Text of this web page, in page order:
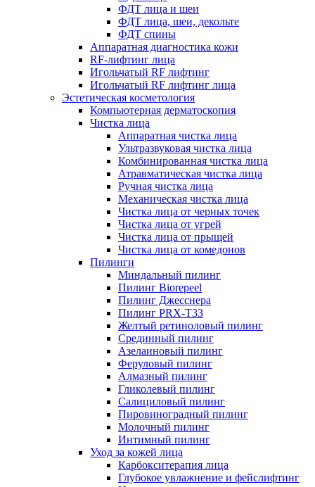
ФДТ лица и шеи
ФДТ лица, шеи, декольте
ФДТ спины
Аппаратная диагностика кожи
RF-лифтинг лица
Игольчатый RF лифтинг
Игольчатый RF лифтинг лица
Эстетическая косметология
Компьютерная дерматоскопия
Чистка лица
Аппаратная чистка лица
Ультразвуковая чистка лица
Комбинированная чистка лица
Атравматическая чистка лица
Ручная чистка лица
Механическая чистка лица
Чистка лица от черных точек
Чистка лица от угрей
Чистка лица от прыщей
Чистка лица от комедонов
Пилинги
Миндальный пилинг
Пилинг Biorepeel
Пилинг Джесснера
Пилинг PRX-T33
Желтый ретиноловый пилинг
Срединный пилинг
Азелаиновый пилинг
Феруловый пилинг
Алмазный пилинг
Гликолевый пилинг
Салициловый пилинг
Пировиноградный пилинг
Молочный пилинг
Интимный пилинг
Уход за кожей лица
Карбокситерапия лица
Глубокое увлажнение и фейслифтинг